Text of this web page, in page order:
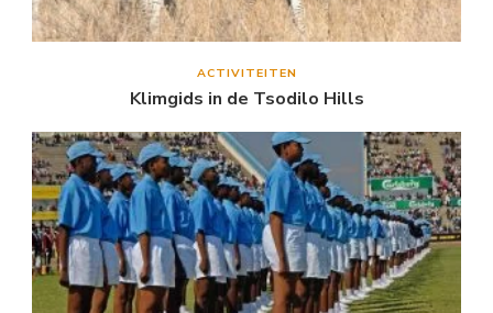
ACTIVITEITEN
Klimgids in de Tsodilo Hills